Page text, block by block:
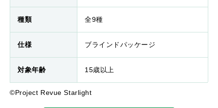
種類 全9種
仕様 ブラインドパッケージ
対象年齢 15歳以上
©Project Revue Starlight